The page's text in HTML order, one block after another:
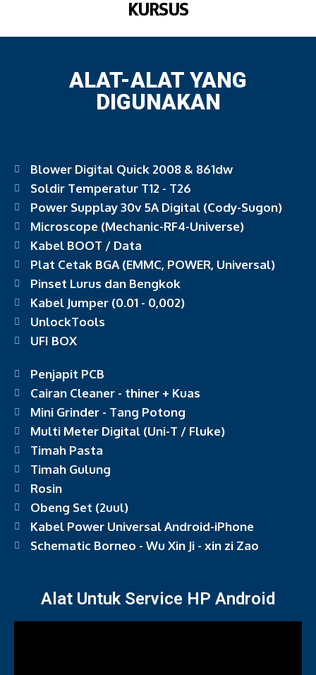
KURSUS
ALAT-ALAT YANG
DIGUNAKAN
Blower Digital Quick 2008 & 861dw
Soldir Temperatur T12 - T26
Power Supplay 30v 5A Digital (Cody-Sugon)
Microscope (Mechanic-RF4-Universe)
Kabel BOOT / Data
Plat Cetak BGA (EMMC, POWER, Universal)
Pinset Lurus dan Bengkok
Kabel Jumper (0.01 - 0,002)
UnlockTools
UFI BOX
Penjapit PCB
Cairan Cleaner - thiner + Kuas
Mini Grinder - Tang Potong
Multi Meter Digital (Uni-T / Fluke)
Timah Pasta
Timah Gulung
Rosin
Obeng Set (2uul)
Kabel Power Universal Android-iPhone
Schematic Borneo - Wu Xin Ji - xin zi Zao
Alat Untuk Service HP Android